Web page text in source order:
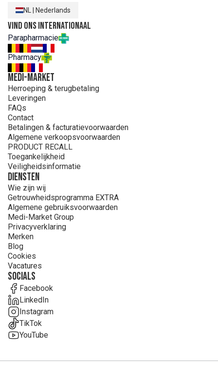
NL Nederlands
Vind ons internationaal
Parapharmacie
Pharmacy
MEDI-MARKET
Herroeping & terugbetaling
Leveringen
FAQs
Contact
Betalingen & facturatievoorwaarden
Algemene verkoopsvoorwaarden
PRODUCT RECALL
Toegankelijkheid
Veiligheidsinformatie
Diensten
Wie zijn wij
Getrouwheidsprogramma EXTRA
Algemene gebruiksvoorwaarden
Medi-Market Group
Privacyverklaring
Merken
Blog
Cookies
Vacatures
Socials
Facebook
LinkedIn
Instagram
TikTok
YouTube